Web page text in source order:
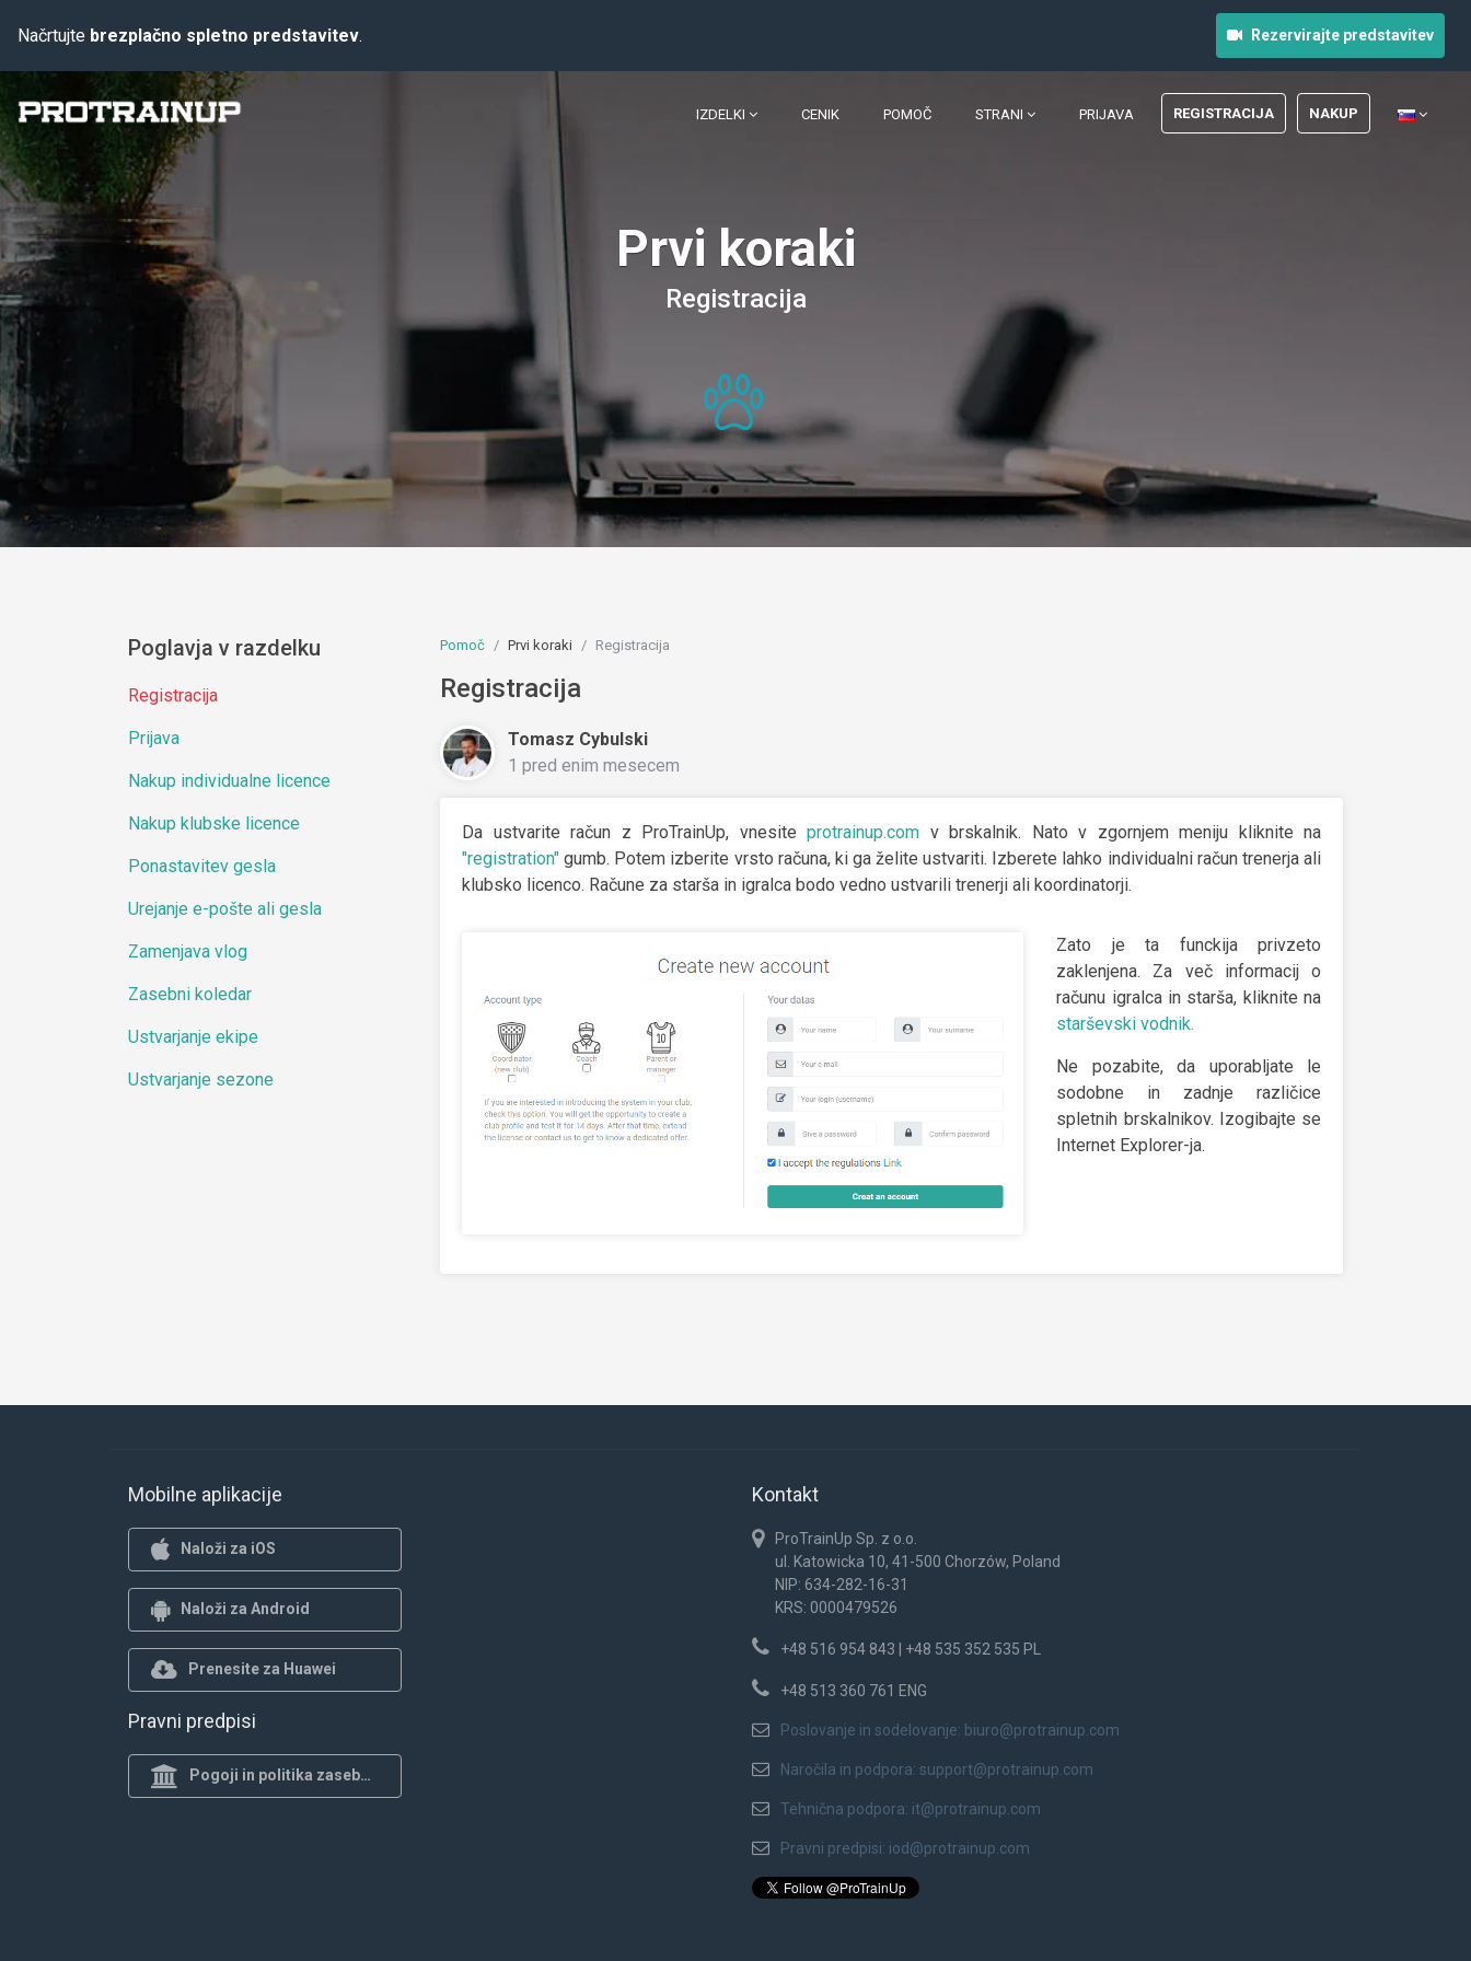
Načrtujte brezplačno spletno predstavitev. Rezervirajte predstavitev
IZDELKI CENIK POMOČ STRANI PRIJAVA REGISTRACIJA NAKUP
Prvi koraki
Registracija
Poglavja v razdelku
Registracija
Prijava
Nakup individualne licence
Nakup klubske licence
Ponastavitev gesla
Urejanje e-pošte ali gesla
Zamenjava vlog
Zasebni koledar
Ustvarjanje ekipe
Ustvarjanje sezone
Pomoč Prvi koraki Registracija
Registracija
Tomasz Cybulski
1 pred enim mesecem
Da ustvarite račun z ProTrainUp, vnesite protrainup.com v brskalnik. Nato v zgornjem meniju kliknite na
"registration" gumb. Potem izberite vrsto računa, ki ga želite ustvariti. Izberete lahko individualni račun trenerja ali
klubsko licenco. Račune za starša in igralca bodo vedno ustvarili trenerji ali koordinatorji.
Zato je ta funckija privzeto
zaklenjena. Za več informacij o
računu igralca in starša, kliknite na
starševski vodnik.
Ne pozabite, da uporabljate le
sodobne in zadnje različice
spletnih brskalnikov. Izogibajte se
Internet Explorer-ja.
Mobilne aplikacije
Naloži za iOS
Naloži za Android
Prenesite za Huawei
Pravni predpisi
Pogoji in politika zasebnosti
Kontakt
ProTrainUp Sp. z o.o.
ul. Katowicka 10, 41-500 Chorzów, Poland
NIP: 634-282-16-31
KRS: 0000479526
+48 516 954 843 | +48 535 352 535 PL
+48 513 360 761 ENG
Poslovanje in sodelovanje: biuro@protrainup.com
Naročila in podpora: support@protrainup.com
Tehnična podpora: it@protrainup.com
Pravni predpisi: iod@protrainup.com